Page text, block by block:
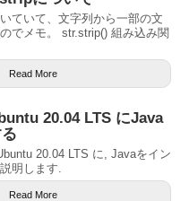
ていて、文字列から一部の文
でメモ。 str.strip() 組み込み関
Read More
20.04 LTS にJava
20.04 LTS に, Javaをイン
明します.
Read More